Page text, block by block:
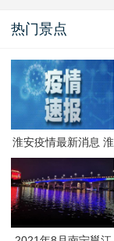
热门景点
淮安疫情最新消息 淮
安疫情防控政策